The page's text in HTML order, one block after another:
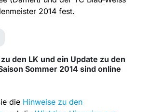
2014 fest.
den LK und ein Update zu den
Sommer 2014 sind online
die Hinweise zu den